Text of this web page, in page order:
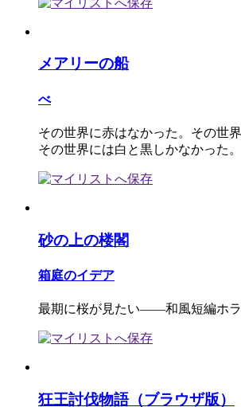
メアリーの船
べ
その世界に赤はなかった。その世
その世界には白と黒しかなかった。
砂の上の楼閣
箱庭のイデア
最期に桜が見たい――和風短編ホ
狂王討伐物語（ブラウザ版）